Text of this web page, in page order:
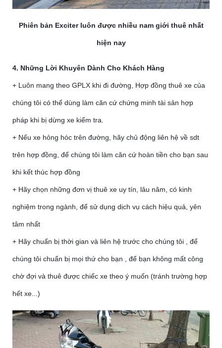
Phiên bản Exciter luôn được nhiều nam giới thuê nhất
hiện nay
4. Những Lời Khuyên Dành Cho Khách Hàng
+ Luôn mang theo GPLX khi đi đường, Hợp đồng thuê xe của
chúng tôi có thể dùng làm căn cứ chứng minh tài sản hợp
pháp khi bị dừng xe kiểm tra.
+ Nếu xe hỏng hóc trên đường, hãy chủ động liên hệ về sdt
trên hợp đồng, để chúng tôi làm căn cứ hoàn tiền cho bạn sau
khi kết thúc hợp đồng
+ Hãy chọn những đơn vị thuê xe uy tín, lâu năm, có kinh
nghiệm trong ngành, để sử dụng dịch vụ cách hiệu quả, yên
tâm nhất
+ Hãy chuẩn bị thời gian và liên hệ trước cho chúng tôi , để
chúng tôi chuẩn bị mọi thứ cho bạn , để bạn không mất công
chờ đợi và thuê được chiếc xe theo ý muốn (tránh trường hợp
hết xe...)